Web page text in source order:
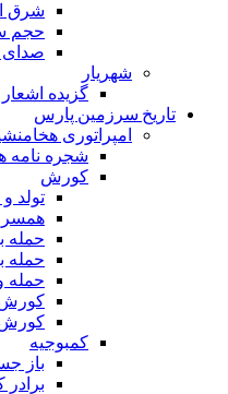
شرق
حجم
صدای
شهریار
گزیده اشعار
تاریخ سرزمین پارس
امپراتوری
شجره نامه
کورش
تولد
همسر
حمله
حمله
کورش
کورش
کمبوجیه
باز